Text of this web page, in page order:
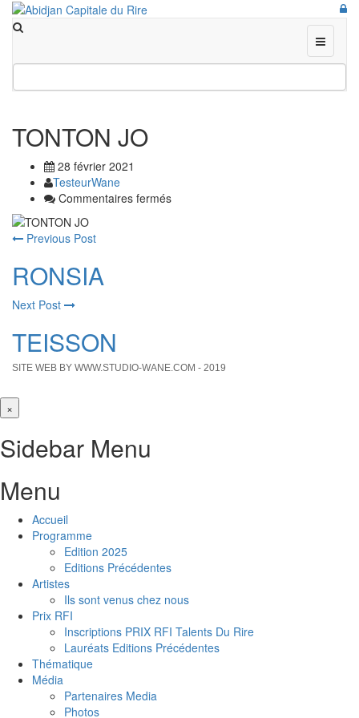
TONTON JO
28 février 2021
TesteurWane
Commentaires ferméssur
Previous Post
RONSIA
Next Post
TEISSON
SITE WEB BY WWW.STUDIO-WANE.COM - 2019
×
Sidebar Menu
Menu
Accueil
Programme
Edition 2025
Editions Précédentes
Artistes
Ils sont venus chez nous
Prix RFI
Inscriptions PRIX RFI Talents Du Rire
Lauréats Editions Précédentes
Thématique
Média
Partenaires Media
Photos